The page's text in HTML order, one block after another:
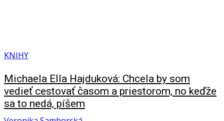
KNIHY
Michaela Ella Hajduková: Chcela by som
vedieť cestovať časom a priestorom, no keďže
sa to nedá, píšem